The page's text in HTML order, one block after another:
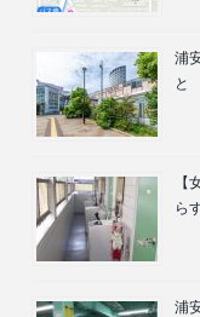
浦
と
【
ら
浦